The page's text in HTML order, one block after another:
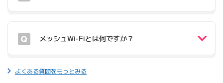
メッシュWi-Fiとは何ですか？
よくある質問をもっとみる